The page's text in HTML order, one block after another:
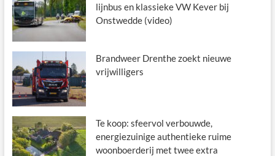
lijnbus en klassieke VW Kever bij
Onstwedde (video)
Brandweer Drenthe zoekt nieuwe
vrijwilligers
Te koop: sfeervol verbouwde,
energiezuinige authentieke ruime
woonboerderij met twee extra